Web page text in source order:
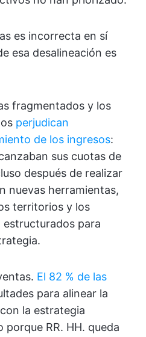
es incorrecta en sí
esa desalineación es
fragmentados y los
perjudican
de los ingresos:
sus cuotas de
después de realizar
nuevas herramientas,
territorios y los
para
El 82 % de las
para alinear la
la estrategia
porque RR. HH. queda